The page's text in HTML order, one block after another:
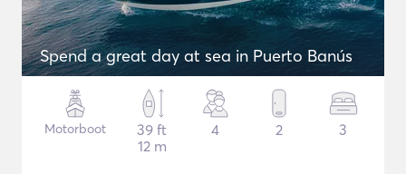
Spend a great day at sea in Puerto Banús
Motorboot
39 ft
12 m
4 2 3